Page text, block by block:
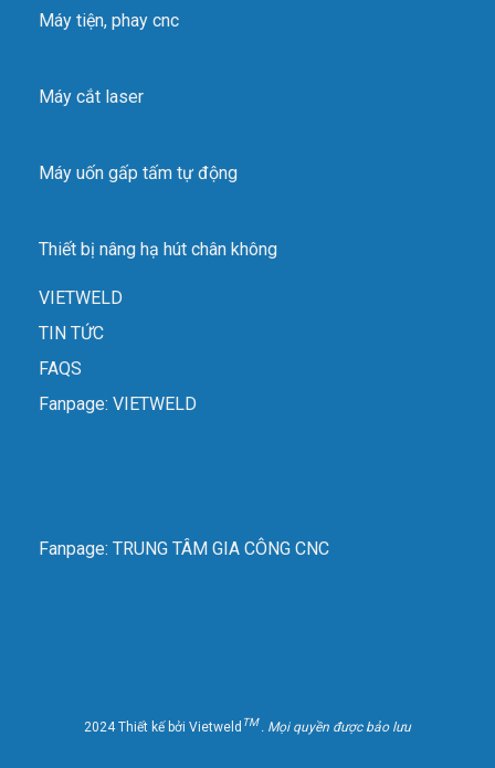
Máy tiện, phay cnc
Máy cắt laser
Máy uốn gấp tấm tự động
Thiết bị nâng hạ hút chân không
VIETWELD
TIN TỨC
FAQS
Fanpage: VIETWELD
Fanpage: TRUNG TÂM GIA CÔNG CNC
2024 Thiết kế bởi Vietweld TM. Mọi quyền được bảo lưu